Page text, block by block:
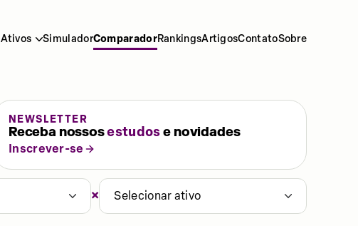
Ativos SimuladorComparadorRankingsArtigosContatoSobre
NEWSLETTER
Receba nossosestudose novidades
Inscrever-se
× Selecionar ativo